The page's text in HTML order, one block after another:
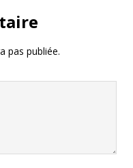
pas publiée.